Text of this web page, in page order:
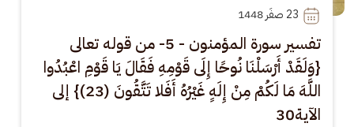
23
تفسير سورة المؤمنون - 5- من قوله تعالى
{وَلَقَدْ أَرْسَلْنَا نُوحًا إِلَى قَوْمِهِ فَقَالَ يَا قَوْمِ اعْبُدُوا
اللَّهَ مَا لَكُمْ مِنْ إِلَهٍ غَيْرُهُ أَفَلا تَتَّقُونَ (23)} إلى
الآية30